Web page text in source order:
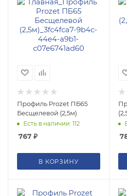
Профиль Prozet ПБ65
Бесщелевой (2,5м)
Есть в наличии: 112
767 ₽
В КОРЗИНУ